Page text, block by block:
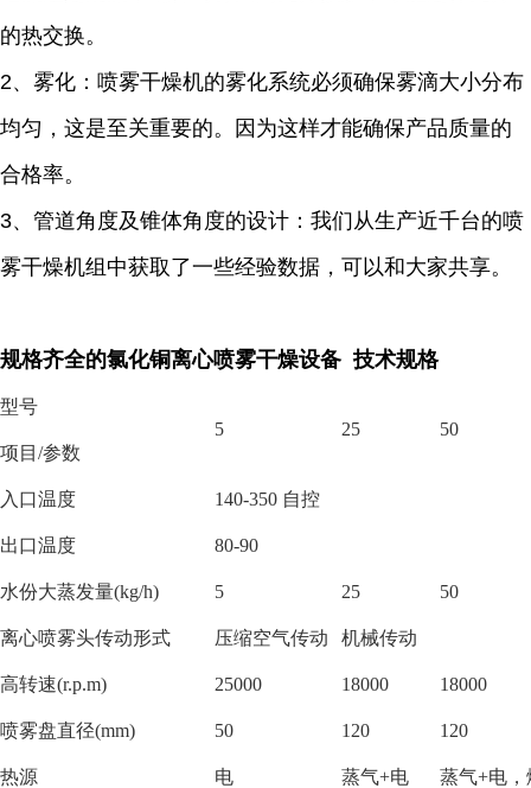
的热交换。
2、雾化：喷雾干燥机的雾化系统必须确保雾滴大小分布
均匀，这是至关重要的。因为这样才能确保产品质量的
合格率。
3、管道角度及锥体角度的设计：我们从生产近千台的喷
雾干燥机组中获取了一些经验数据，可以和大家共享。
规格齐全的氯化铜离心喷雾干燥设备 技术规格
型号
项目 /参数
5 25 50
入口温度 140-350 自控
出口温度 80-90
水份大蒸发量(kg/h) 5 25 50
离心喷雾头传动形式 压缩空气传动 机械传动
高转速(r.p.m) 25000 18000 18000
喷雾盘直径(mm) 50 120 120
热源 电 蒸气+电 蒸气+电，